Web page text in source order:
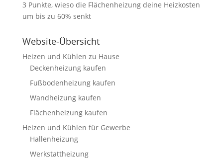
3 Punkte, wieso die Flächenheizung deine Heizkosten
um bis zu 60% senkt
Website-Übersicht
Heizen und Kühlen zu Hause
Deckenheizung kaufen
Fußbodenheizung kaufen
Wandheizung kaufen
Flächenheizung kaufen
Heizen und Kühlen für Gewerbe
Hallenheizung
Werkstattheizung